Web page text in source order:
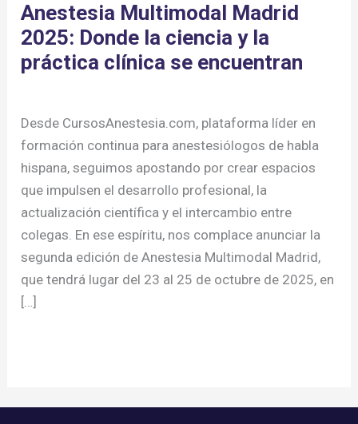
Anestesia Multimodal Madrid
2025: Donde la ciencia y la
práctica clínica se encuentran
Desde CursosAnestesia.com, plataforma líder en
formación continua para anestesiólogos de habla
hispana, seguimos apostando por crear espacios
que impulsen el desarrollo profesional, la
actualización científica y el intercambio entre
colegas. En ese espíritu, nos complace anunciar la
segunda edición de Anestesia Multimodal Madrid,
que tendrá lugar del 23 al 25 de octubre de 2025, en
[…]